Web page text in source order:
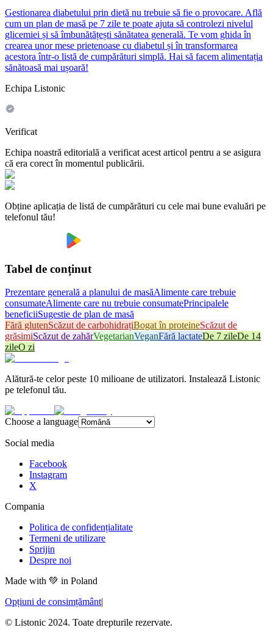
Gestionarea diabetului prin dietă nu trebuie să fie o provocare. Află
cum un plan de masă pe 7 zile te poate ajuta să controlezi nivelul
glicemiei și să îmbunătățești sănătatea generală. Te vom ghida în
crearea unor mese prietenoase cu diabetul și în transformarea
acestora într-o listă de cumpărături simplă. Hai să facem alimentația
sănătoasă mai ușoară!
Echipa Listonic
Verificat
Echipa noastră editorială a verificat acest articol pentru a se asigura
că era corect în momentul publicării.
Obține aplicația de listă de cumpărături cu cele mai bune evaluări pe
telefonul tău!
Tabel de conținut
Prezentare generală a planului de masăAlimente care trebuie
consumateAlimente care nu trebuie consumatePrincipalele
beneficiiSugestie de plan de masă
Fără glutenScăzut de carbohidrațiBogat în proteineScăzut de
grăsimiScăzut de zahărVegetarianVeganFără lactateDe 7 zileDe 14
zileO zi
Alătură-te celor peste 10 milioane de utilizatori. Instalează Listonic
pe telefonul tău.
Choose a language
Social media
Facebook
Instagram
X
Compania
Politica de confidențialitate
Termeni de utilizare
Sprijin
Despre noi
Made with 💚 in Poland
Opțiuni de consimțământ|
© Listonic 2024. Toate drepturile rezervate.